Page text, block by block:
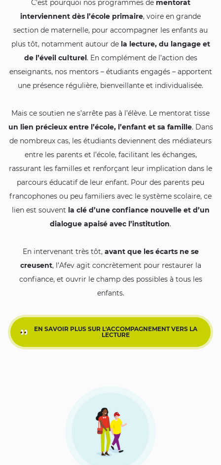
C’est pourquoi nos programmes de mentorat
interviennent dès l’école primaire, voire en grande
section de maternelle, pour accompagner les enfants au
plus tôt, notamment autour de la lecture, du langage et
de l’éveil culturel. En complément de l’action des
enseignants, nos mentors – étudiants engagés – apportent
une présence régulière, bienveillante et individualisée.
Mais ce soutien ne s’arrête pas à l’élève. Le mentorat tisse
un lien précieux entre l’école, l’enfant et sa famille. Dans
de nombreux cas, les étudiants deviennent des médiateurs
entre les parents et l’école, facilitant les échanges,
rassurant les familles et renforçant leur implication dans le
parcours éducatif de leur enfant. Pour des parents peu
francophones ou peu familiers avec le système scolaire, ce
lien est souvent la clé d’une confiance nouvelle et d’un
dialogue apaisé avec l’institution.
En intervenant très tôt, avant que les écarts ne se
creusent, l’Afev agit concrètement pour restaurer la
confiance, et ouvrir le champ des possibles à tous les
enfants.
EN SAVOIR PLUS SUR L'ACCOMPAGNEMENT VERS LA
LECTURE